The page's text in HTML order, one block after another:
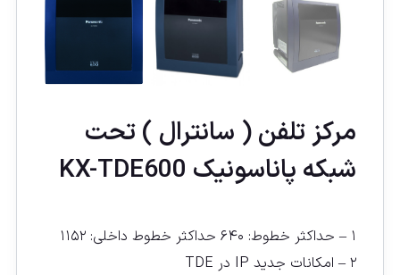
مركز تلفن ( سانترال ) تحت
شبكه پاناسونيک KX-TDE600
۱ – حداکثر خطوط: ۶۴۰ حداکثر خطوط داخلی: ۱۱۵۲
۲ – امکانات جدید IP در TDE